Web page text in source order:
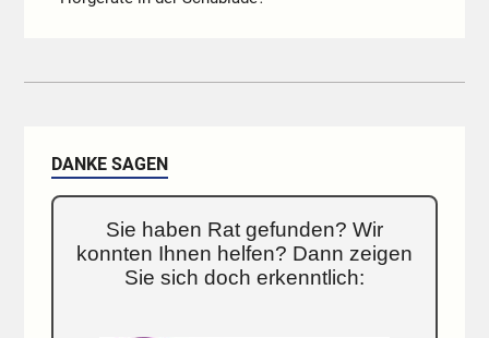
DANKE SAGEN
Sie haben Rat gefunden? Wir
konnten Ihnen helfen? Dann zeigen
Sie sich doch erkenntlich: